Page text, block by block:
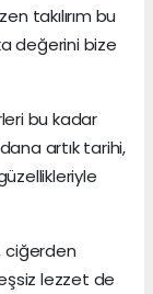
takılırım bu
değerini bize
bu kadar
artık tarihi,
ciğerden
lezzet de